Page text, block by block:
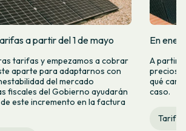
a partir del 1 de mayo
tarifas y empezamos a cobrar
aparte para adaptarnos con
del mercado
fiscales del Gobierno ayudarán
este incremento en la factura
En
A partir
precios
qué
caso.